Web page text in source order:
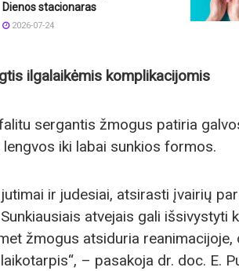
Dienos stacionaras
2026-07-24
ilgalaikėmis komplikacijomis
sergantis žmogus patiria
iki labai sunkios formos.
jutimai ir judesiai, atsirasti įvairių
atvejais gali išsivystyti
žmogus atsiduria
– pasakoja dr. doc. E.